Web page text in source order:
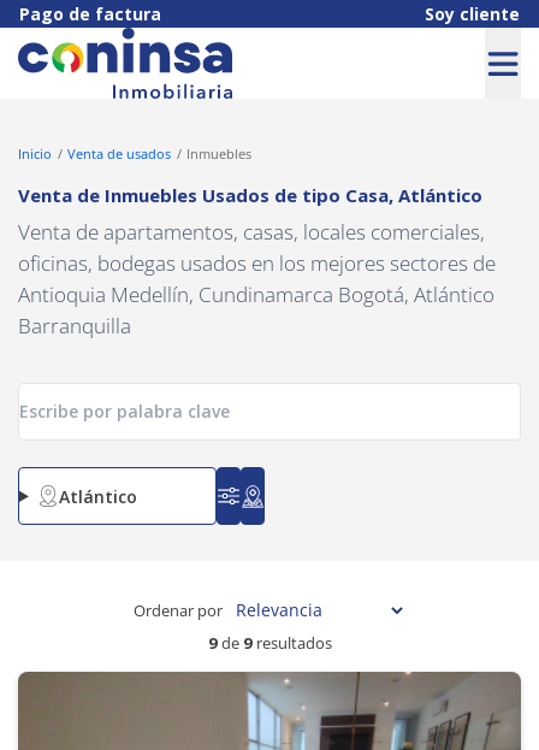
Pago de factura Soy cliente
Inicio Venta de usados Inmuebles
Venta de Inmuebles Usados de tipo Casa, Atlántico
Venta de apartamentos, casas, locales comerciales,
oficinas, bodegas usados en los mejores sectores de
Antioquia Medellín, Cundinamarca Bogotá, Atlántico
Barranquilla
Atlántico
9de 9resultados
Ordenar por
Navigated to Venta de Inmuebles Usados de tipo Casa, Atlántico